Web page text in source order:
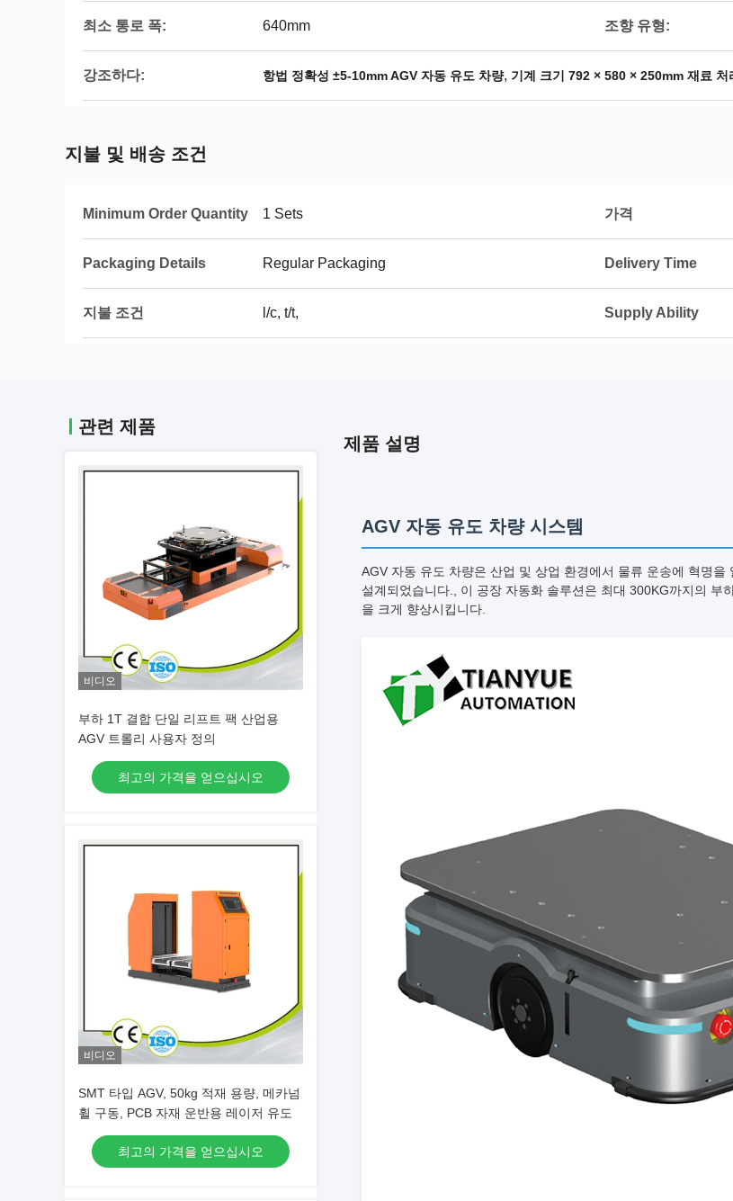
최소 통로 폭: 640mm 조향 유형:
강조하다: 항법 정확성 ±5-10mm AGV 자동 유도 차량, 기계 크기 792 × 580 × 250mm 재료 처
지불 및 배송 조건
Minimum Order Quantity 1 Sets 가격
Packaging Details Regular Packaging Delivery Time
지불 조건 l/c, t/t, Supply Ability
관련 제품
비디오
부하 1T 결합 단일 리프트 팩 산업용
AGV 트롤리 사용자 정의
최고의 가격을 얻으십시오
비디오
SMT 타입 AGV, 50kg 적재 용량, 메카넘
휠 구동, PCB 자재 운반용 레이저 유도
최고의 가격을 얻으십시오
제품 설명
AGV 자동 유도 차량 시스템
AGV 자동 유도 차량은 산업 및 상업 환경에서 물류 운송에 혁명
설계되었습니다., 이 공장 자동화 솔루션은 최대 300KG까지의
을 크게 향상시킵니다.